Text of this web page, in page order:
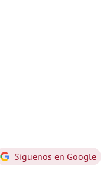
Síguenos en Google